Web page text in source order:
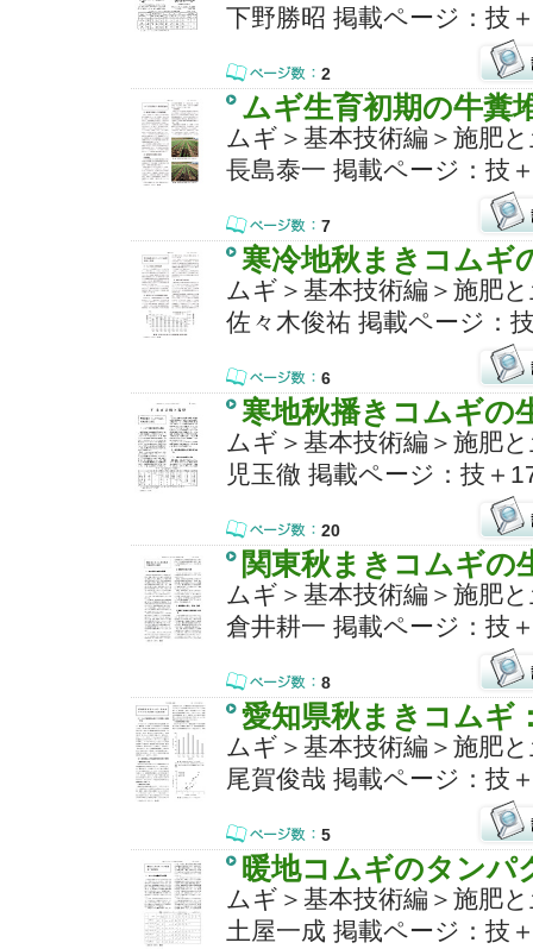
下野勝昭 掲載ページ：技
2
ムギ生育初期の牛糞
ムギ＞基本技術編＞施肥
長島泰一 掲載ページ：技
7
寒冷地秋まきコムギ
ムギ＞基本技術編＞施肥
佐々木俊祐 掲載ページ：
6
寒地秋播きコムギの
ムギ＞基本技術編＞施肥
児玉徹 掲載ページ：技＋
20
関東秋まきコムギの
ムギ＞基本技術編＞施肥
倉井耕一 掲載ページ：技
8
愛知県秋まきコムギ
ムギ＞基本技術編＞施肥
尾賀俊哉 掲載ページ：技
5
暖地コムギのタンパ
ムギ＞基本技術編＞施肥
土屋一成 掲載ページ：技